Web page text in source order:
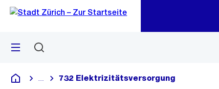
Navigation
Sprunglink
Menü
Deutsch
Blende alle Breadcrumbs ein
732 Elektrizitätsversorgung